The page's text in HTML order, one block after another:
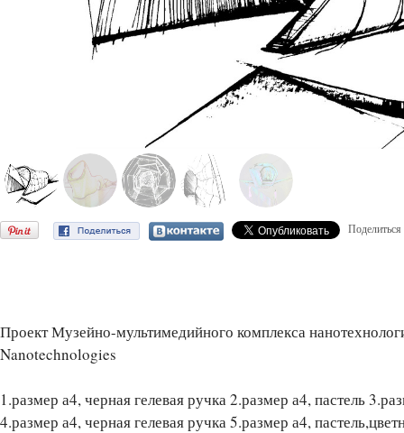
Поделиться
Проект Музейно-мультимедийного комплекса
Nanotechnologies
1.размер а4, черная гелевая ручка 2.размер а4, пастель
4.размер а4, черная гелевая ручка 5.размер а4,